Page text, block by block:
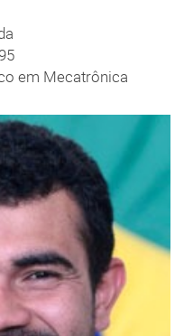
em Mecatrônica